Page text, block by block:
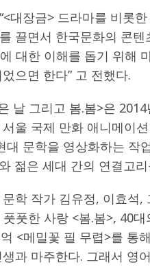
대장금> 드라마를 비롯
끌면서 한국문화의 콘
대한 이해를 돕기 위해
으면 한다” 고 전했다.
날 그리고 봄.봄>은
울 국제 만화 애니메이
대 문학을 영상화하는 작
젊은 세대 간의 연결고
학 작가 김유정, 이효석
풋한 사랑 <봄.봄>, 40
<메밀꽃 필 무렵>를 통
과 마주한다. 그래서 영